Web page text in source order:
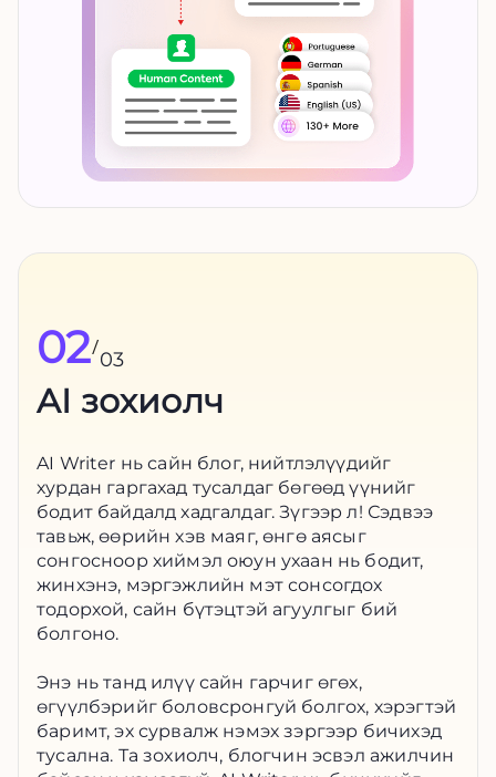
02/
03
AI зохиолч
AI Writer нь сайн блог, нийтлэлүүдийг
хурдан гаргахад тусалдаг бөгөөд үүнийг
бодит байдалд хадгалдаг. Зүгээр л! Сэдвээ
тавьж, өөрийн хэв маяг, өнгө аясыг
сонгосноор хиймэл оюун ухаан нь бодит,
жинхэнэ, мэргэжлийн мэт сонсогдох
тодорхой, сайн бүтэцтэй агуулгыг бий
болгоно.
Энэ нь танд илүү сайн гарчиг өгөх,
өгүүлбэрийг боловсронгуй болгох, хэрэгтэй
баримт, эх сурвалж нэмэх зэргээр бичихэд
тусална. Та зохиолч, блогчин эсвэл ажилчин